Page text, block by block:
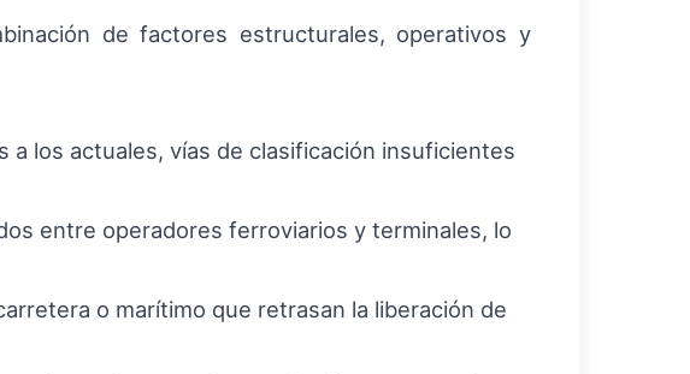
de factores estructurales, operativos y
los actuales, vías de clasificación insuficientes
entre operadores ferroviarios y terminales, lo
o marítimo que retrasan la liberación de